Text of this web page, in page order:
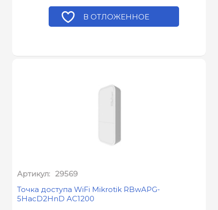
В ОТЛОЖЕННОЕ
Артикул: 29569
Точка доступа WiFi Mikrotik RBwAPG-
5HacD2HnD AC1200